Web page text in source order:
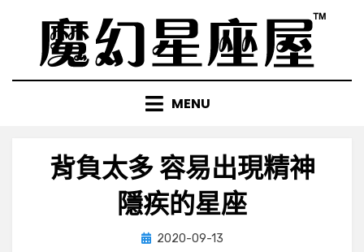
content
MENU
背負太多 容易出現精神
隱疾的星座
by小編
Posted
2020-09-13